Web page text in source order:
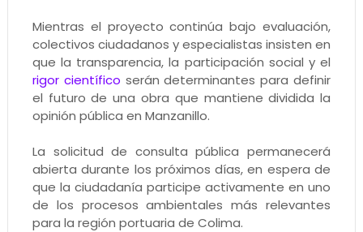
Mientras el proyecto continúa bajo evaluación,
colectivos ciudadanos y especialistas insisten en
que la transparencia, la participación social y el
rigor científico serán determinantes para definir
el futuro de una obra que mantiene dividida la
opinión pública en Manzanillo.
La solicitud de consulta pública permanecerá
abierta durante los próximos días, en espera de
que la ciudadanía participe activamente en uno
de los procesos ambientales más relevantes
para la región portuaria de Colima.